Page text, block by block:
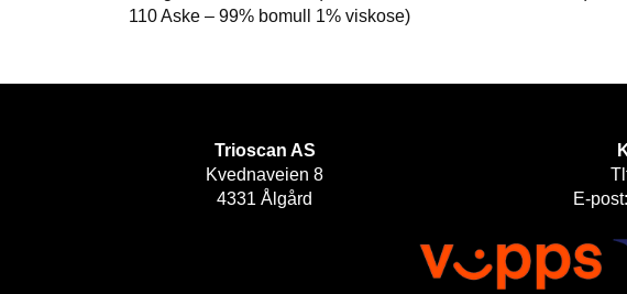
110 Aske – 99% bomull 1% viskose)
Trioscan AS
Kvednaveien 8
4331 Ålgård
E-